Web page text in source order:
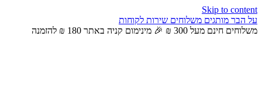
Skip to content
על הבר מותגים משלוחים שירות לקוחות
משלוחים חינם מעל 300 ₪ 🎉 מינימום קניה באתר 180 ₪ להזמנה